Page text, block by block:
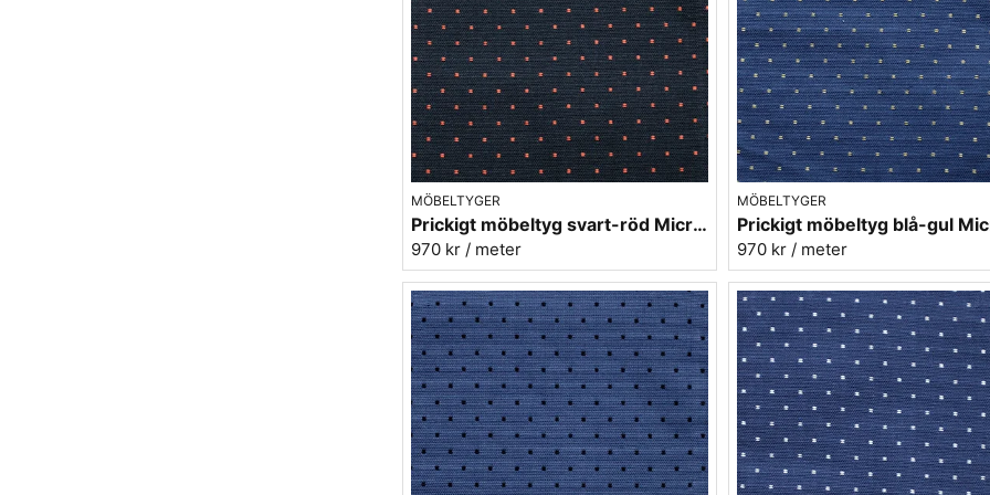
MÖBELTYGER
Prickigt möbeltyg svart-röd Micro nr.98
970 kr / meter
MÖBELTYGER
970 kr / meter